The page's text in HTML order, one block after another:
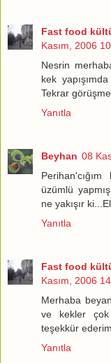
Fast food
Kasım, 2006
Nesrin
kek
Tekrar
Yanıtla
Beyhan 08
üzümlü
ne yakışır
Yanıtla
Fast food
Kasım, 2006
Merhaba
ve kekler
teşekkür
Yanıtla